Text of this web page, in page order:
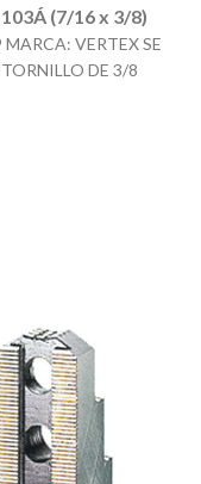
103Á (7/16 x 3/8)
VERTEX SE
DE 3/8